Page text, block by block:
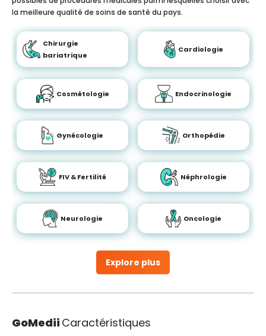
Explore plus
la meilleure qualité de soins de santé du pays.
Chirurgie
bariatrique
Cardiologie
Cosmétologie Endocrinologie
Gynécologie Orthopédie
FIV & Fertilité Néphrologie
Neurologie Oncologie
GoMedii Caractéristiques